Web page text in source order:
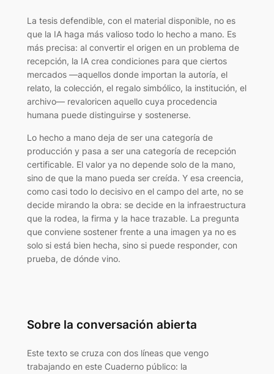
La tesis defendible, con el material disponible, no es
que la IA haga más valioso todo lo hecho a mano. Es
más precisa: al convertir el origen en un problema de
recepción, la IA crea condiciones para que ciertos
mercados —aquellos donde importan la autoría, el
relato, la colección, el regalo simbólico, la institución, el
archivo— revaloricen aquello cuya procedencia
humana puede distinguirse y sostenerse.
Lo hecho a mano deja de ser una categoría de
producción y pasa a ser una categoría de recepción
certificable. El valor ya no depende solo de la mano,
sino de que la mano pueda ser creída. Y esa creencia,
como casi todo lo decisivo en el campo del arte, no se
decide mirando la obra: se decide en la infraestructura
que la rodea, la firma y la hace trazable. La pregunta
que conviene sostener frente a una imagen ya no es
solo si está bien hecha, sino si puede responder, con
prueba, de dónde vino.
Sobre la conversación abierta
Este texto se cruza con dos líneas que vengo
trabajando en este Cuaderno público: la